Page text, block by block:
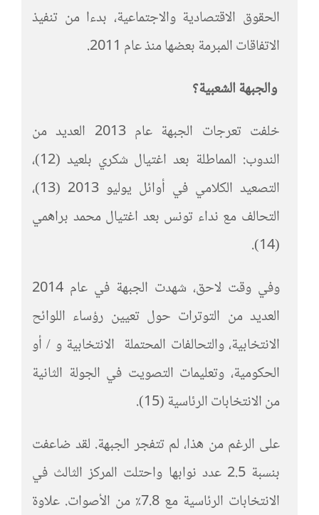
الحقوق الاقتصادية والاجتماعية، بدءا من تنفيذ
الاتفاقات المبرمة بعضها منذ عام 2011.
والجبهة الشعبية؟
خلفت تعرجات الجبهة عام 2013 العديد من
الندوب: المماطلة بعد اغتيال شكري بلعيد (12)،
التصعيد الكلامي في أوائل يوليو 2013 (13)،
التحالف مع نداء تونس بعد اغتيال محمد براهمي
(14).
وفي وقت لاحق، شهدت الجبهة في عام 2014
العديد من التوترات حول تعيين رؤساء اللوائح
الانتخابية، والتحالفات المحتملة الانتخابية و / أو
الحكومية، وتعليمات التصويت في الجولة الثانية
من الانتخابات الرئاسية (15).
على الرغم من هذا، لم تتفجر الجبهة. لقد ضاعفت
بنسبة 2.5 عدد نوابها واحتلت المركز الثالث في
الانتخابات الرئاسية مع 7.8٪ من الأصوات. علاوة